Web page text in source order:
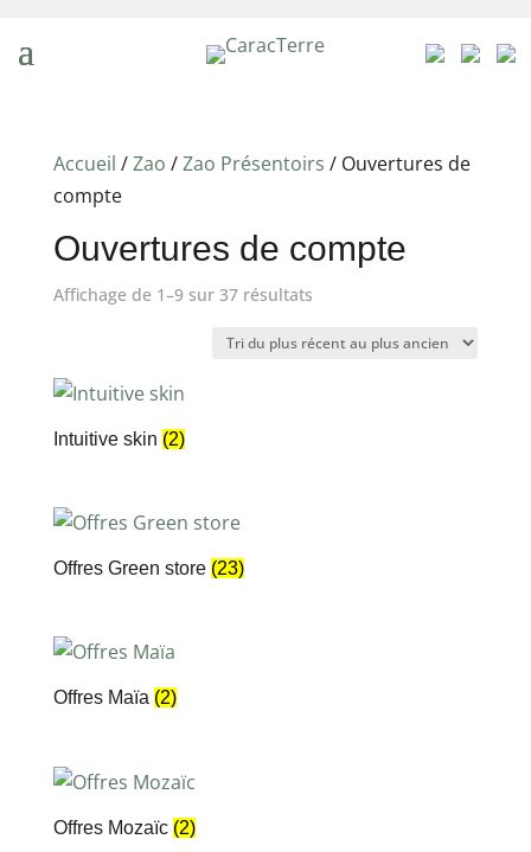
Accueil /Zao /Zao Présentoirs / Ouvertures de
compte
Ouvertures de compte
Affichage de 1–9 sur 37 résultatsTrié
Intuitive skin (2)
Offres Green store (23)
Offres Maïa (2)
Offres Mozaïc (2)